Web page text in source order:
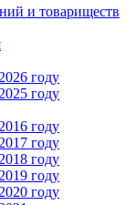
и товариществ
году
году
году
году
году
году
году